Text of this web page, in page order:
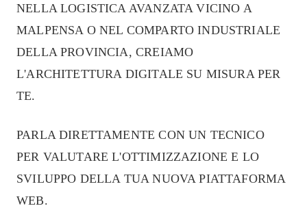
NELLA LOGISTICA AVANZATA VICINO A
MALPENSA O NEL COMPARTO INDUSTRIALE
DELLA PROVINCIA, CREIAMO
L'ARCHITETTURA DIGITALE SU MISURA PER
TE.
PARLA DIRETTAMENTE CON UN TECNICO
PER VALUTARE L'OTTIMIZZAZIONE E LO
SVILUPPO DELLA TUA NUOVA PIATTAFORMA
WEB.